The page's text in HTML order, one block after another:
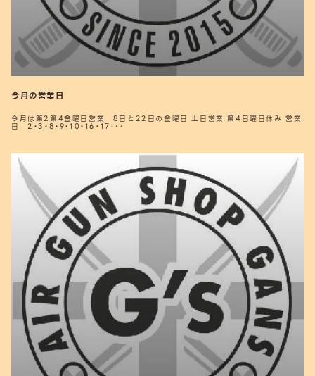
今月の営業日
今月は第2第4金曜日営業 8日と22日の金曜日 土日営業 第4日曜日休み 営業
日 2・3・8・9・10・16・17･･･